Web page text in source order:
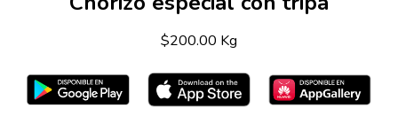
$200.00 Kg